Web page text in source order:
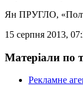
Ян ПРУГЛО,
15 серпня 2013,
Матеріали по
Рекламне